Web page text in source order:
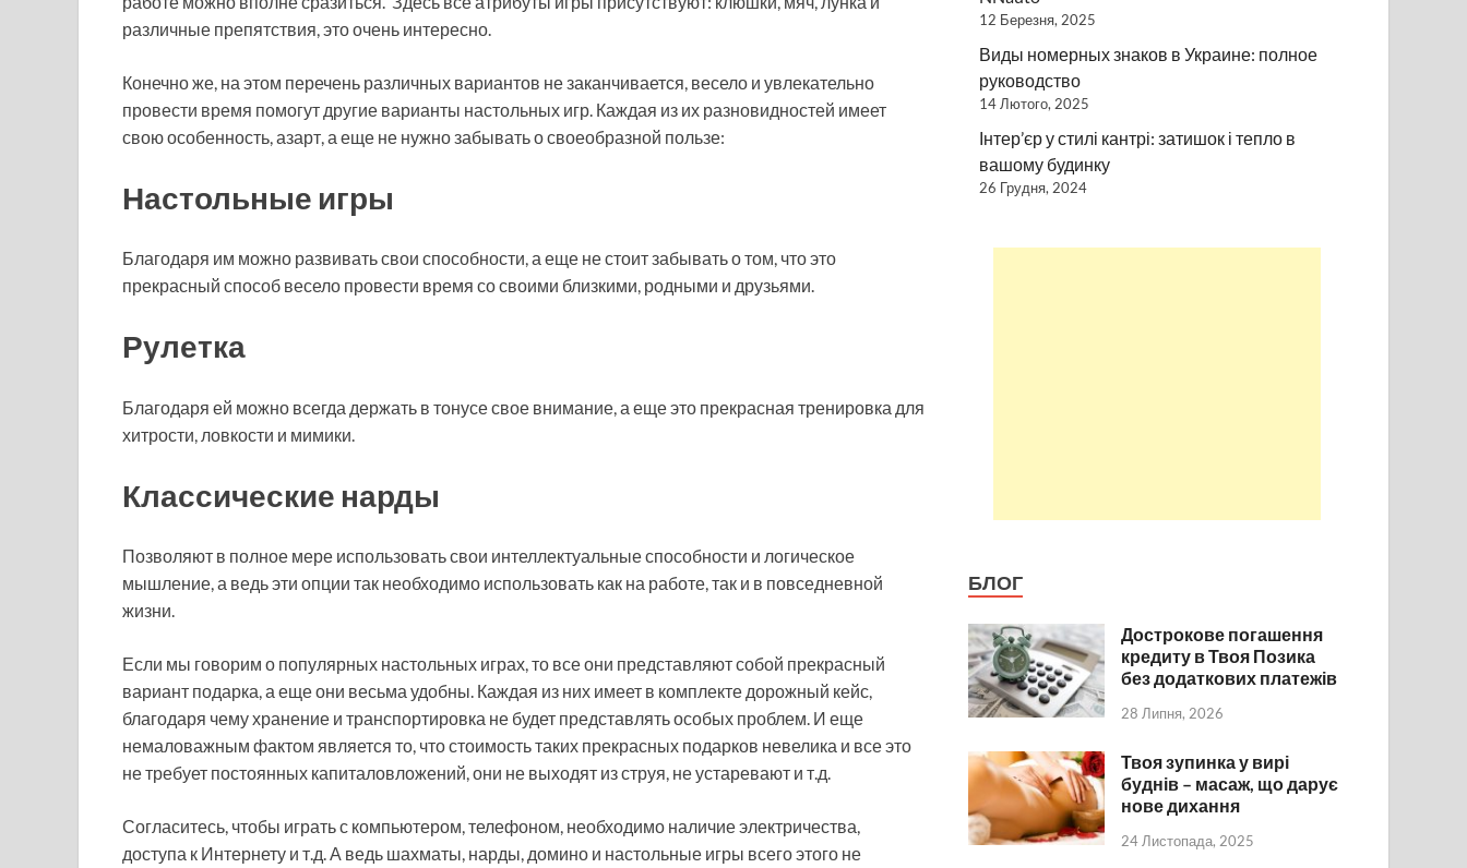
различные препятствия, это очень интересно.
Конечно же, на этом перечень различных вариантов не заканчивается, весело и увлекательно
провести время помогут другие варианты настольных игр. Каждая из их разновидностей имеет
свою особенность, азарт, а еще не нужно забывать о своеобразной пользе:
Настольные игры
Благодаря им можно развивать свои способности, а еще не стоит забывать о том, что это
прекрасный способ весело провести время со своими близкими, родными и друзьями.
Рулетка
Благодаря ей можно всегда держать в тонусе свое внимание, а еще это прекрасная тренировка для
хитрости, ловкости и мимики.
Классические нарды
Позволяют в полное мере использовать свои интеллектуальные способности и логическое
мышление, а ведь эти опции так необходимо использовать как на работе, так и в повседневной
жизни.
Если мы говорим о популярных настольных играх, то все они представляют собой прекрасный
вариант подарка, а еще они весьма удобны. Каждая из них имеет в комплекте дорожный кейс,
благодаря чему хранение и транспортировка не будет представлять особых проблем. И еще
немаловажным фактом является то, что стоимость таких прекрасных подарков невелика и все это
не требует постоянных капиталовложений, они не выходят из струя, не устаревают и т.д.
Согласитесь, чтобы играть с компьютером, телефоном, необходимо наличие электричества,
доступа к Интернету и т.д. А ведь шахматы, нарды, домино и настольные игры всего этого не
12 Березня, 2025
Виды номерных знаков в Украине: полное
руководство
14 Лютого, 2025
Інтер’єр у стилі кантрі: затишок і тепло в
вашому будинку
26 Грудня, 2024
БЛОГ
Дострокове погашення
кредиту в Твоя Позика
без додаткових платежів
28 Липня, 2026
Твоя зупинка у вирі
буднів – масаж, що дарує
нове дихання
24 Листопада, 2025